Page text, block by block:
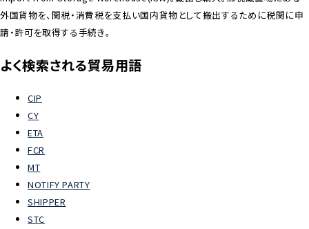
IR情報
サステナビリティ
ENGLISH
外国貨物を、関税・消費税を支払い国内貨物として搬出するために税関に申
請・許可を取得する手続き。
よく検索される貿易用語
CIP
CY
ETA
FCR
MT
NOTIFY PARTY
SHIPPER
STC